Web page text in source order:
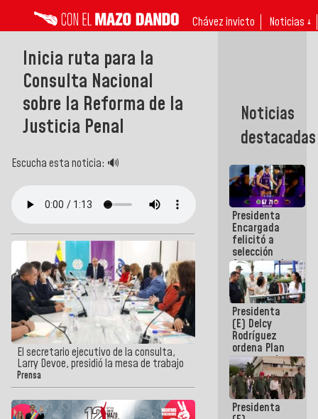
Chávez invicto Noticias ↓
Inicia ruta para la
Consulta Nacional
sobre la Reforma de la
Justicia Penal
Escucha esta noticia: 🔊
El secretario ejecutivo de la consulta,
Larry Devoe, presidió la mesa de trabajo
Prensa
Noticias
destacadas
Presidenta
Encargada
felicitó a
selección
femenina de
baloncesto
por su
clasificación
a la
AmeriCup
2027
Presidenta
(E) Delcy
Rodríguez
ordena Plan
maestro de
desarrollo
logístico y
turístico
para La
Presidenta